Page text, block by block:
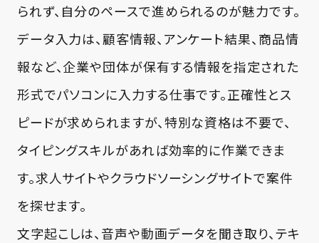
られず、自分のペースで進められるのが魅力です。
データ入力は、顧客情報、アンケート結果、商品情
報など、企業や団体が保有する情報を指定された
形式でパソコンに入力する仕事です。正確性とス
ピードが求められますが、特別な資格は不要で、
タイピングスキルがあれば効率的に作業できま
す。求人サイトやクラウドソーシングサイトで案件
を探せます。
文字起こしは、音声や動画データを聞き取り、テキ